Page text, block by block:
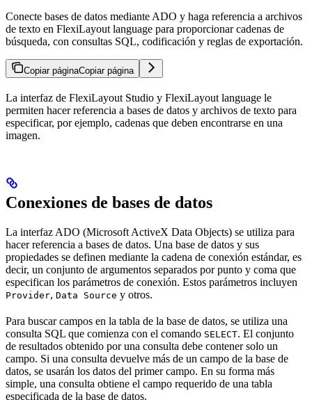
Conecte bases de datos mediante ADO y haga referencia a archivos
de texto en FlexiLayout language para proporcionar cadenas de
búsqueda, con consultas SQL, codificación y reglas de exportación.
Copiar páginaCopiar página
La interfaz de FlexiLayout Studio y FlexiLayout language le
permiten hacer referencia a bases de datos y archivos de texto para
especificar, por ejemplo, cadenas que deben encontrarse en una
imagen.
Conexiones de bases de datos
La interfaz ADO (Microsoft ActiveX Data Objects) se utiliza para
hacer referencia a bases de datos. Una base de datos y sus
propiedades se definen mediante la cadena de conexión estándar, es
decir, un conjunto de argumentos separados por punto y coma que
especifican los parámetros de conexión. Estos parámetros incluyen
Provider, Data Source y otros.
Para buscar campos en la tabla de la base de datos, se utiliza una
consulta SQL que comienza con el comando SELECT. El conjunto
de resultados obtenido por una consulta debe contener solo un
campo. Si una consulta devuelve más de un campo de la base de
datos, se usarán los datos del primer campo. En su forma más
simple, una consulta obtiene el campo requerido de una tabla
especificada de la base de datos.